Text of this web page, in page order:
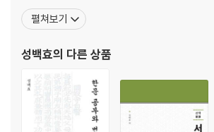
46. 우리나라 문풍과 시풍의 변천
48. 경조부박하여 겉치레에 힘쓴 명나라 인심과 풍
50. 여항에서 부녀간에 사용되는 예스러운 문자
51. 우리나라에서 다르게 사용되는 어휘와 한자
52. 원나라에 정통성을 부여한 《송원강목》
부회장을 역임하고 있으며, 사단법인 해동경사
중이다. 사서집주(四書集註), 『시경집전(詩經
『근사록집해(近思錄集解)』, 『심경부주(心經附
(通鑑節
펼쳐보기
성백효의 다른 상품